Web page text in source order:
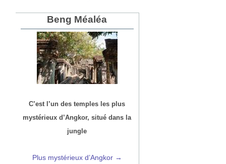
Beng Méaléa
C’est l’un des temples les plus
mystérieux d’Angkor, situé dans la
jungle
Plus mystérieux d’Angkor →